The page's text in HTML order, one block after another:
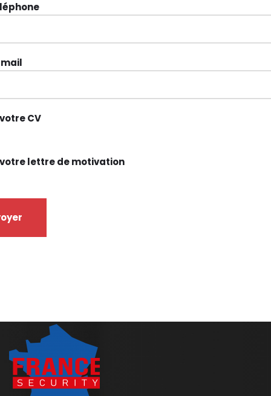
CV
lettre de motivation